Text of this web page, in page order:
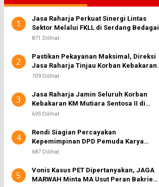
1
Jasa Raharja Perkuat Sinergi Lintas
Sektor Melalui FKLL di Serdang Bedagai
871 Dilihat
2
Pastikan Pekayanan Maksimal, Direksi
Jasa Raharja Tinjau Korban Kebakaran
KM Mutiara Sentosa II
709 Dilihat
3
Jasa Raharja Jamin Seluruh Korban
Kebakaran KM Mutiara Sentosa II di
Perairan Sumenep
695 Dilihat
4
Rendi Siagian Percayakan
Kepemimpinan DPD Pemuda Karya
Nasional Kota Medan kepada Josef
687 Dilihat
5
Vonis Kasus PET Dipertanyakan, JAGA
MARWAH Minta MA Usut Peran Bakrie